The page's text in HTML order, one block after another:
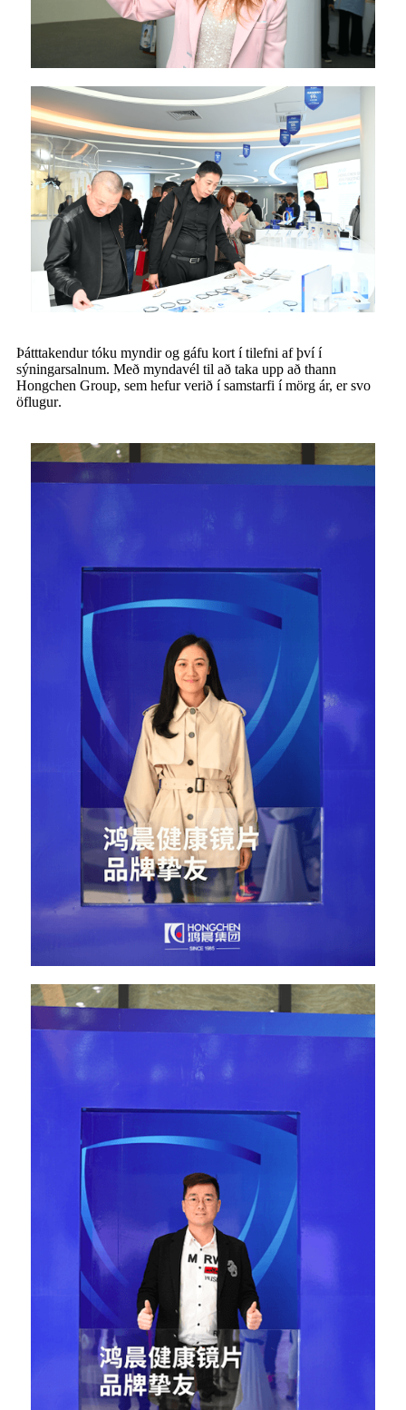
Þátttakendur tóku myndir og gáfu kort í tilefni af því í
sýningarsalnum. Með myndavél til að taka upp að thann
Hongchen Group, sem hefur verið í samstarfi í mörg ár, er svo
öflugur.